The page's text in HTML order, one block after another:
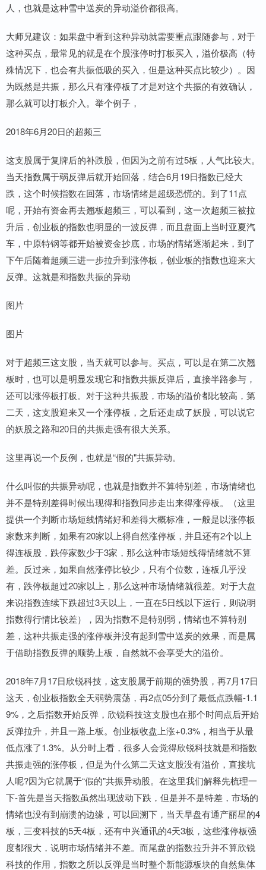
人，也就是这种雪中送炭的异动溢价都很高。
大师兄建议：如果盘中看到这种异动就需要重点跟随参与，对于
这种买点，最常见的就是在个股涨停时打板买入，溢价极高（特
殊情况下，也会有共振低吸的买入，但是这种买点比较少）。因
为既然是共振，那么只有涨停板了才是对这个共振的有效确认，
那么就可以打板介入。举个例子，
2018年6月20日的超频三
这支股属于复牌后的补跌股，但因为之前有过5板，人气比较大。
当天指数属于弱反弹后就开始回落，结合6月19日指数已经大
跌，这个时候指数在回落，市场情绪是超级恐慌的。到了11点
呢，开始有资金再去翘板超频三，可以看到，这一次超频三被拉
升后，创业板的指数也明显的一波反弹，而且盘面上当时亚夏汽
车，中原特钢等都开始被资金抄底，市场的情绪逐渐起来，到了
下午后随着超频三进一步拉升到涨停板，创业板的指数也迎来大
反弹。这就是和指数共振的异动
图片
图片
对于超频三这支股，当天就可以参与。买点，可以是在第二次翘
板时，也可以是明显发现它和指数共振反弹后，直接半路参与，
还可以涨停板打板。对于这种共振股，市场的溢价都比较高，第
二天，这支股迎来又一个涨停板，之后还走成了妖股，可以说它
的妖股之路和20日的共振走强有很大关系。
这里再说一个反例，也就是“假的"共振异动。
什么叫假的共振异动呢，也就是指数并不算特别差，市场情绪也
并不是特别差得时候出现得和指数同步走出来得涨停板。（这里
提供一个判断市场短线情绪好和差得大概标准，一般是以涨停板
家数来判断，如果有20家以上得自然涨停板，并且还有2个以上
得连板股，跌停家数少于3家，那么这种市场短线得情绪就不算
差。反过来，如果自然涨停比较少，只有个位数，连板几乎没
有，跌停板超过20家以上，那么这种市场情绪就很差。对于大盘
来说指数连续下跌超过3天以上，一直在5日线以下运行，则说明
指数得行情比较差），因为指数不是特别弱，情绪也不算特别
差，这种共振走强的涨停板并没有起到雪中送炭的效果，而是属
于借助指数反弹的顺势上板，自然就不会享受大的溢价。
2018年7月17日欣锐科技，这支股属于前期的强势股，再7月17日
这天，创业板指数全天弱势震荡，再2点05分到了最低点跌幅-1.1
9%，之后指数开始反弹，欣锐科技这支股也在那个时间点后开始
反弹拉升，并且一路上板。创业板收盘上涨+0.3%，相当于从最
低点涨了1.3%。从分时上看，很多人会觉得欣锐科技就是和指数
共振走强的涨停板，但是为什么第二天这支股没有溢价，直接坑
人呢?因为它就属于“假的"共振异动股。在这里我们解释先梳理一
下-首先是当天指数虽然出现波动下跌，但是并不是特差，市场的
情绪也没有到崩溃的边缘，可以回溯下，当天早盘有通产丽星的4
板，三变科技的5天4板，还有中兴通讯的4天3板，这些涨停板强
度都很大，说明市场情绪并不差。而尾盘的指数拉升并不算欣锐
科技的作用，指数之所以反弹是当时整个新能源板块的自然集体